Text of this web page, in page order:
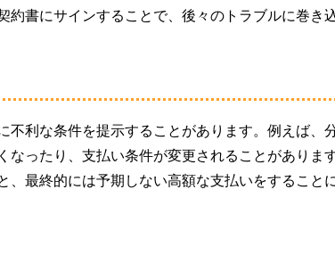
約書にサインすることで、後々のトラブルに巻き
不利な条件を提示することがあります。例えば、
ったり、支払い条件が変更されることがあります
、最終的には予期しない高額な支払いをすること